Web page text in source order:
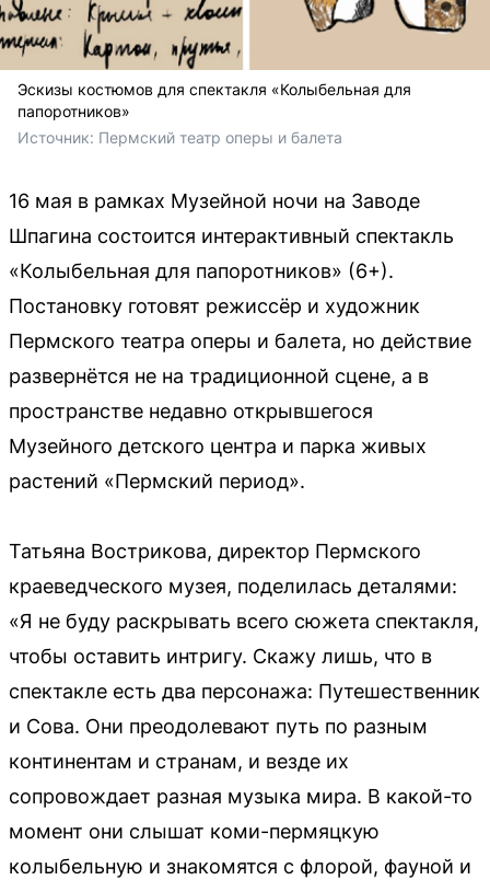
Эскизы костюмов для спектакля «Колыбельная для
папоротников»
Источник: Пермский театр оперы и балета
16 мая в рамках Музейной ночи на Заводе
Шпагина состоится интерактивный спектакль
«Колыбельная для папоротников» (6+).
Постановку готовят режиссёр и художник
Пермского театра оперы и балета, но действие
развернётся не на традиционной сцене, а в
пространстве недавно открывшегося
Музейного детского центра и парка живых
растений «Пермский период».
Татьяна Вострикова, директор Пермского
краеведческого музея, поделилась деталями:
«Я не буду раскрывать всего сюжета спектакля,
чтобы оставить интригу. Скажу лишь, что в
спектакле есть два персонажа: Путешественник
и Сова. Они преодолевают путь по разным
континентам и странам, и везде их
сопровождает разная музыка мира. В какой-то
момент они слышат коми-пермяцкую
колыбельную и знакомятся с флорой, фауной и